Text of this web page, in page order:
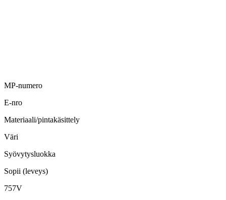
MP-numero
E-nro
Materiaali/pintakäsittely
Väri
Syövytysluokka
Sopii (leveys)
757V